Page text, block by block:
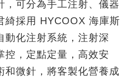
，可分為手工注射、儀器
綺採用 HYCOOX 海庫斯
動化注射系統，注射深
控，定點定量，高效安
和微針，將客製化營養成